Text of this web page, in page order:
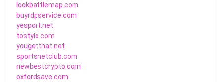
lookbattlemap.com
buyrdpservice.com
yesport.net
tostylo.com
yougetthat.net
sportsnetclub.com
newbestcrypto.com
oxfordsave.com